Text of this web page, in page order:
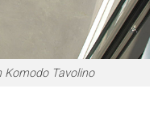
Komodo Tavolino